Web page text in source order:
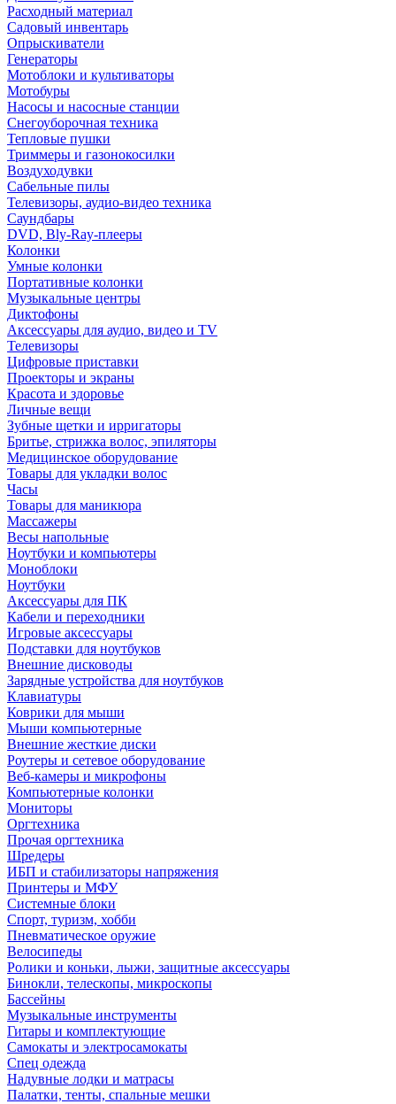
Расходный материал
Садовый инвентарь
Опрыскиватели
Генераторы
Мотоблоки и культиваторы
Мотобуры
Насосы и насосные станции
Снегоуборочная техника
Тепловые пушки
Триммеры и газонокосилки
Воздуходувки
Сабельные пилы
Телевизоры, аудио-видео техника
Саундбары
DVD, Bly-Ray-плееры
Колонки
Умные колонки
Портативные колонки
Музыкальные центры
Диктофоны
Аксессуары для аудио, видео и TV
Телевизоры
Цифровые приставки
Проекторы и экраны
Красота и здоровье
Личные вещи
Зубные щетки и ирригаторы
Бритье, стрижка волос, эпиляторы
Медицинское оборудование
Товары для укладки волос
Часы
Товары для маникюра
Массажеры
Весы напольные
Ноутбуки и компьютеры
Моноблоки
Ноутбуки
Аксессуары для ПК
Кабели и переходники
Игровые аксессуары
Подставки для ноутбуков
Внешние дисководы
Зарядные устройства для ноутбуков
Клавиатуры
Коврики для мыши
Мыши компьютерные
Внешние жесткие диски
Роутеры и сетевое оборудование
Веб-камеры и микрофоны
Компьютерные колонки
Мониторы
Оргтехника
Прочая оргтехника
Шредеры
ИБП и стабилизаторы напряжения
Принтеры и МФУ
Системные блоки
Спорт, туризм, хобби
Пневматическое оружие
Велосипеды
Ролики и коньки, лыжи, защитные аксессуары
Бинокли, телескопы, микроскопы
Бассейны
Музыкальные инструменты
Гитары и комплектующие
Самокаты и электросамокаты
Спец одежда
Надувные лодки и матрасы
Палатки, тенты, спальные мешки